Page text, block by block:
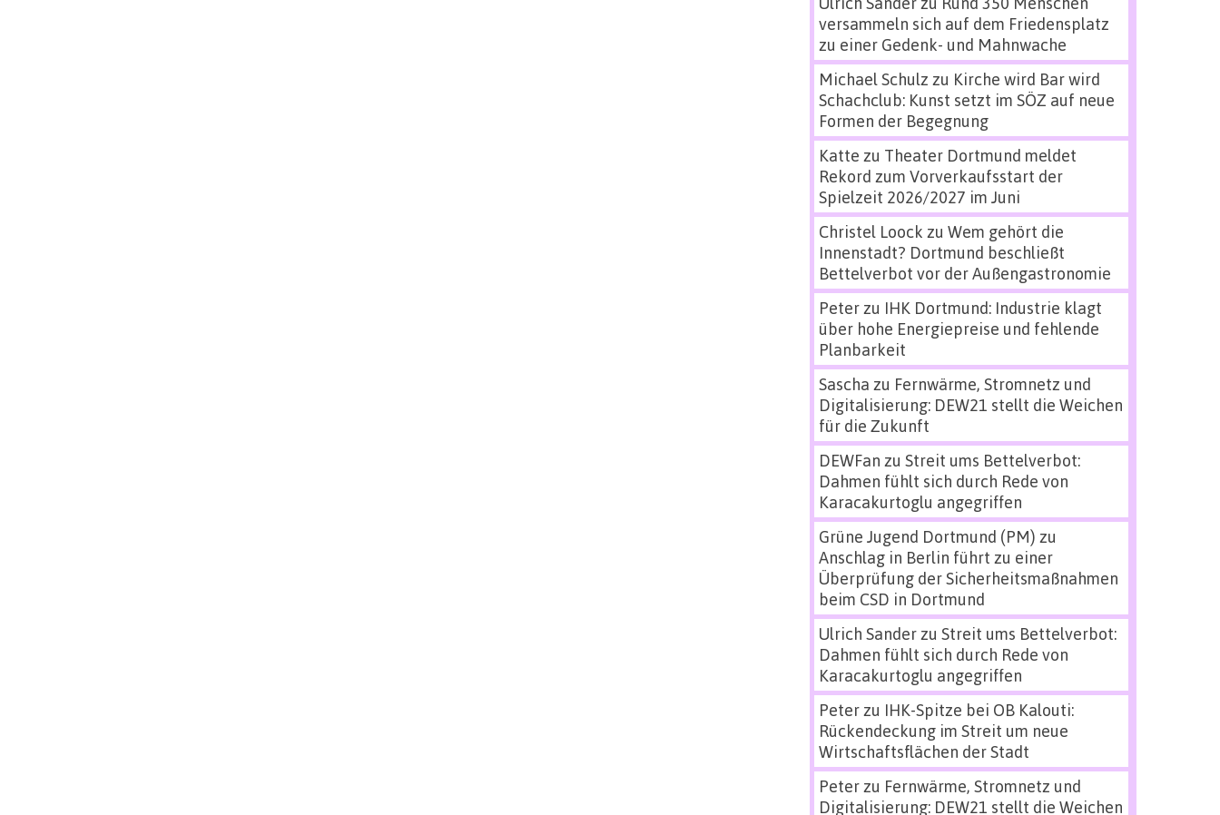
versammeln sich auf dem Friedensplatz
zu einer Gedenk- und Mahnwache
Michael Schulz zu Kirche wird Bar wird
Schachclub: Kunst setzt im SÖZ auf neue
Formen der Begegnung
Katte zu Theater Dortmund meldet
Rekord zum Vorverkaufsstart der
Spielzeit 2026/2027 im Juni
Christel Loock zu Wem gehört die
Innenstadt? Dortmund beschließt
Bettelverbot vor der Außengastronomie
Peterzu IHK Dortmund: Industrie klagt
über hohe Energiepreise und fehlende
Planbarkeit
Sascha zu Fernwärme, Stromnetz und
Digitalisierung: DEW21 stellt die Weichen
für die Zukunft
DEWFan zu Streit ums Bettelverbot:
Dahmen fühlt sich durch Rede von
Karacakurtoglu angegriffen
Grüne Jugend Dortmund (PM) zu
Anschlag in Berlin führt zu einer
Überprüfung der Sicherheitsmaßnahmen
beim CSD in Dortmund
Ulrich Sanderzu Streit ums Bettelverbot:
Dahmen fühlt sich durch Rede von
Karacakurtoglu angegriffen
Peterzu IHK-Spitze bei OB Kalouti:
Rückendeckung im Streit um neue
Wirtschaftsflächen der Stadt
Peterzu Fernwärme, Stromnetz und
Digitalisierung: DEW21 stellt die Weichen